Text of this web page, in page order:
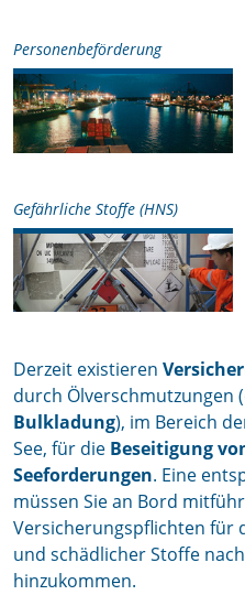
Personenbeförderung
Gefährliche Stoffe (HNS)
Derzeit existieren
durch Ölverschmutzungen
Bulkladung), im Bereich
See, für die Beseitigung
Seeforderungen. Eine
müssen Sie an Bord
Versicherungspflichten für
und schädlicher Stoffe
hinzukommen.